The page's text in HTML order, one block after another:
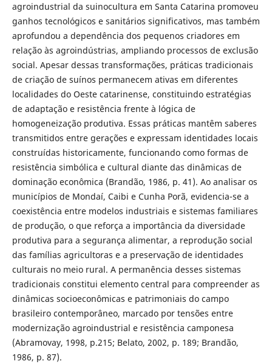
agroindustrial da suinocultura em Santa Catarina promoveu
ganhos tecnológicos e sanitários significativos, mas também
aprofundou a dependência dos pequenos criadores em
relação às agroindústrias, ampliando processos de exclusão
social. Apesar dessas transformações, práticas tradicionais
de criação de suínos permanecem ativas em diferentes
localidades do Oeste catarinense, constituindo estratégias
de adaptação e resistência frente à lógica de
homogeneização produtiva. Essas práticas mantêm saberes
transmitidos entre gerações e expressam identidades locais
construídas historicamente, funcionando como formas de
resistência simbólica e cultural diante das dinâmicas de
dominação econômica (Brandão, 1986, p. 41). Ao analisar os
municípios de Mondaí, Caibi e Cunha Porã, evidencia-se a
coexistência entre modelos industriais e sistemas familiares
de produção, o que reforça a importância da diversidade
produtiva para a segurança alimentar, a reprodução social
das famílias agricultoras e a preservação de identidades
culturais no meio rural. A permanência desses sistemas
tradicionais constitui elemento central para compreender as
dinâmicas socioeconômicas e patrimoniais do campo
brasileiro contemporâneo, marcado por tensões entre
modernização agroindustrial e resistência camponesa
(Abramovay, 1998, p.215; Belato, 2002, p. 189; Brandão,
1986, p. 87).